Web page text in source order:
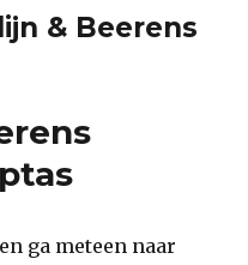
& Beerens
ga meteen naar